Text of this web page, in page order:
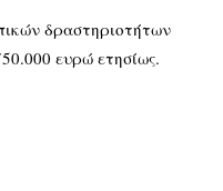
δραστηριοτήτων
ευρώ ετησίως.